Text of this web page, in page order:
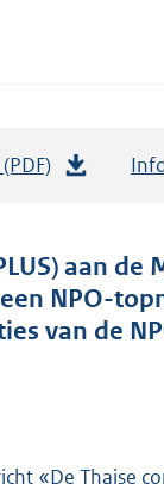
t
a
n
o
aan
NPO-
van de
«De Thaise